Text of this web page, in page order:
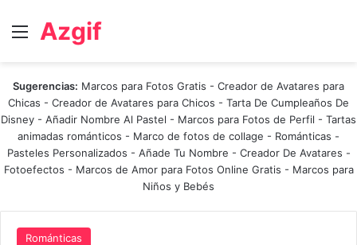
Menú
Azgif
Sugerencias: Marcos para Fotos Gratis - Creador de Avatares para
Chicas - Creador de Avatares para Chicos - Tarta De Cumpleaños De
Disney - Añadir Nombre Al Pastel - Marcos para Fotos de Perfil - Tartas
animadas románticos - Marco de fotos de collage - Románticas -
Pasteles Personalizados - Añade Tu Nombre - Creador De Avatares -
Fotoefectos - Marcos de Amor para Fotos Online Gratis - Marcos para
Niños y Bebés
Románticas